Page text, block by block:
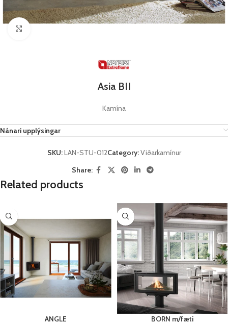
Asia BII
Kamína
Nánari upplýsingar
SKU:LAN-STU-012Category:Viðarkamínur
Share:
Related products
ANGLE BORN m/fæti